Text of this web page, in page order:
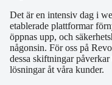
Det är en intensiv dag i
etablerade plattformar
öppnas upp, och
någonsin. För oss på
dessa skiftningar
lösningar åt våra kunder.